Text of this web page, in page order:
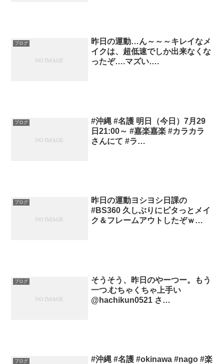
ブログ
昨日の運動…ん～～～キレイなメ
イクは、超低速でしか出来なくな
ったぞ….マズい….
ブログ
#沖縄 #名護 明日（今日）7月29
日21:00～ #嘉楽嘉楽 #カラカラ
さんにて #ラ…
ブログ
昨日の運動ヨシヨシ日課の
#BS360 久しぶりにピタっとメイ
ク＆フレームアウトしたぞｗ…
ブログ
そうそう、昨日のやーつー。もう
一つ.むちゃくちゃ上手い
@hachikun0521 さ…
ブログ
#沖縄 #名護 #okinawa #nago #楽